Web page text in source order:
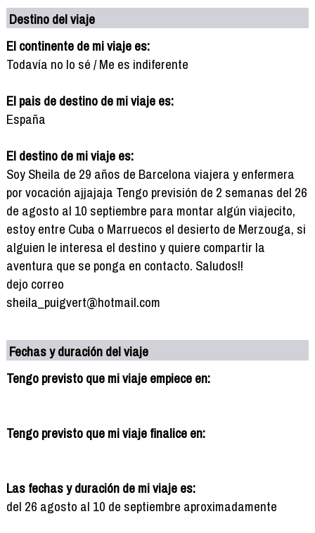
Destino del viaje
El continente de mi viaje es:
Todavía no lo sé / Me es indiferente
El pais de destino de mi viaje es:
España
El destino de mi viaje es:
Soy Sheila de 29 años de Barcelona viajera y enfermera
por vocación ajjajaja Tengo previsión de 2 semanas del 26
de agosto al 10 septiembre para montar algún viajecito,
estoy entre Cuba o Marruecos el desierto de Merzouga, si
alguien le interesa el destino y quiere compartir la
aventura que se ponga en contacto. Saludos!!
dejo correo
sheila_puigvert@hotmail.com
Fechas y duración del viaje
Tengo previsto que mi viaje empiece en:
Tengo previsto que mi viaje finalice en:
Las fechas y duración de mi viaje es:
del 26 agosto al 10 de septiembre aproximadamente